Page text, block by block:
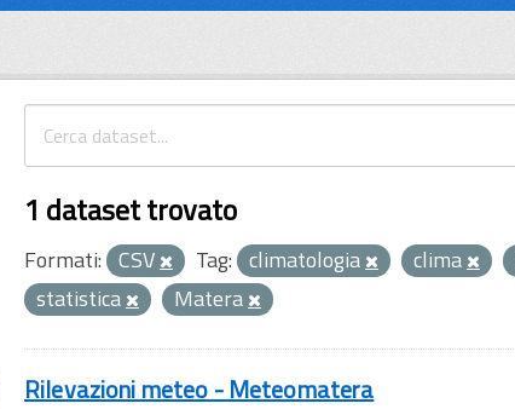
1 dataset trovato
Formati: CSV Tag: climatologia clima
statistica
Matera
Rilevazioni meteo - Meteomatera